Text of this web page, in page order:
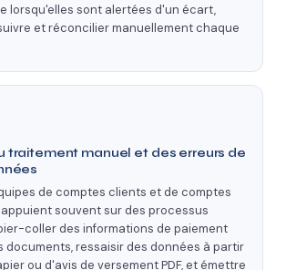
lorsqu'elles sont alertées d'un écart,
et réconcilier manuellement chaque
traitement manuel et des erreurs de
de comptes clients et de comptes
souvent sur des processus
coller des informations de paiement
documents, ressaisir des données à partir
ou d'avis de versement PDF, et émettre